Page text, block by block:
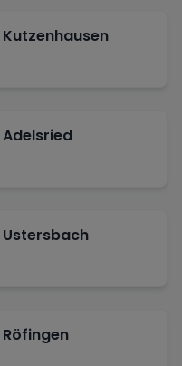
Kutzenhausen
Adelsried
Ustersbach
Röfingen